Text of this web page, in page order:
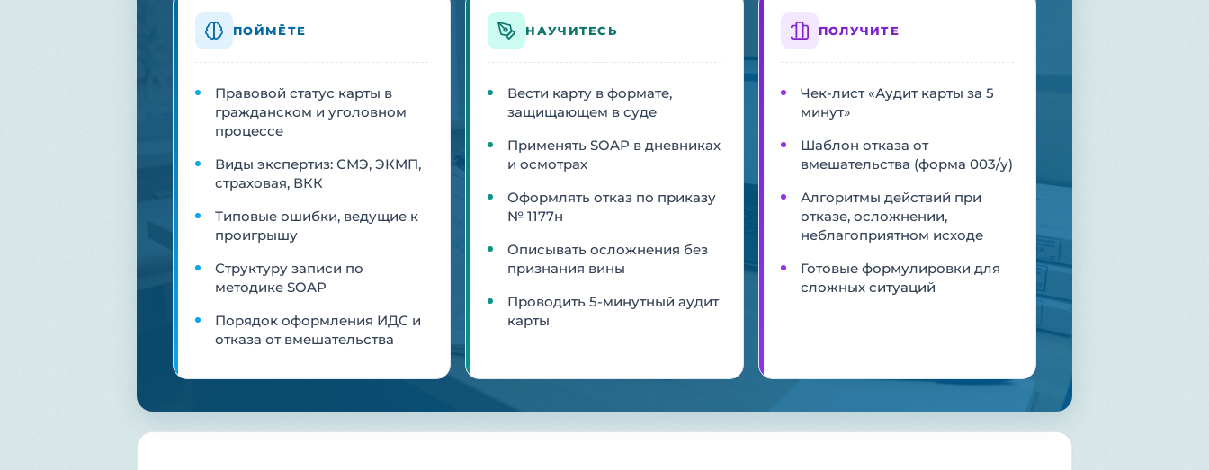
ПОЙМЁТЕ
Правовой статус карты в
гражданском и уголовном
процессе
Виды экспертиз: СМЭ, ЭКМП,
страховая, ВКК
Типовые ошибки, ведущие к
проигрышу
Структуру записи по
методике SOAP
Порядок оформления ИДС и
отказа от вмешательства
НАУЧИТЕСЬ
Вести карту в формате,
защищающем в суде
Применять SOAP в дневниках
и осмотрах
Оформлять отказ по приказу
№ 1177н
Описывать осложнения без
признания вины
Проводить 5-минутный аудит
карты
ПОЛУЧИТЕ
Чек-лист «Аудит карты за 5
минут»
Шаблон отказа от
вмешательства (форма 003/у)
Алгоритмы действий при
отказе, осложнении,
неблагоприятном исходе
Готовые формулировки для
сложных ситуаций